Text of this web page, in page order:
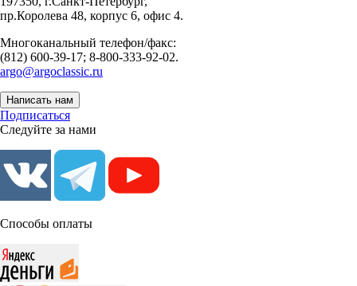
пр.Королева 48, корпус 6, офис 4.
Многоканальный телефон/факс:
(812) 600-39-17; 8-800-333-92-02.
argo@argoclassic.ru
Написать нам
Подписаться
Следуйте за нами
Способы оплаты